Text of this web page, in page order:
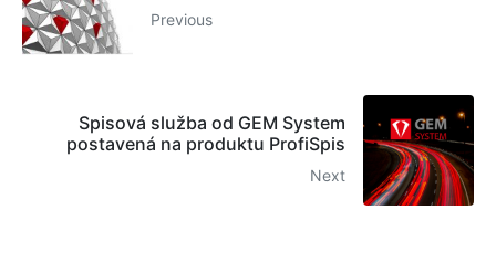
Previous
Spisová služba od GEM System
postavená na produktu ProfiSpis
Next